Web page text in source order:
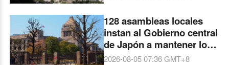
128 asambleas locales
instan al Gobierno central
de Japón a mantener los
Tres Principios No
2026-08-05 07:36GMT+8